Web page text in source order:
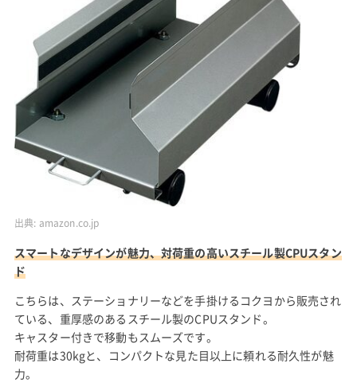
出典: amazon.co.jp
スマートなデザインが魅力、対荷重の高いスチール製CPUスタン
ド
こちらは、ステーショナリーなどを手掛けるコクヨから販売され
ている、重厚感のあるスチール製のCPUスタンド。
キャスター付きで移動もスムーズです。
耐荷重は30kgと、コンパクトな見た目以上に頼れる耐久性が魅
力。